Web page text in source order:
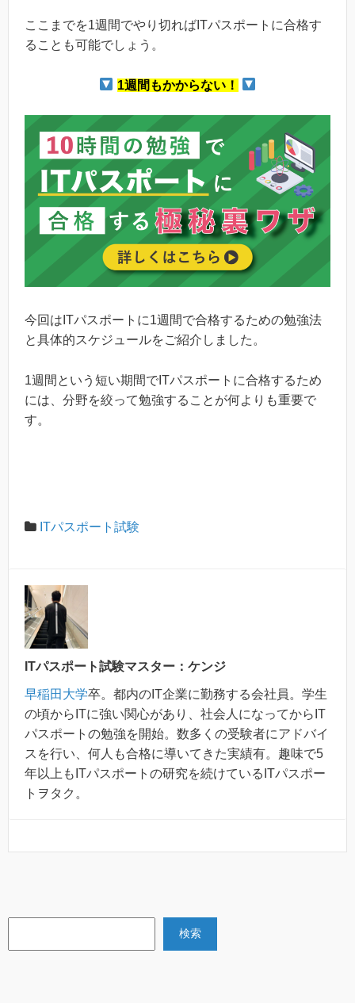
ここまでを1週間でやり切ればITパスポートに合格す
ることも可能でしょう。
1週間もかからない！
今回はITパスポートに1週間で合格するための勉強法
と具体的スケジュールをご紹介しました。
1週間という短い期間でITパスポートに合格するため
には、分野を絞って勉強することが何よりも重要で
す。
ITパスポート試験
ITパスポート試験マスター：ケンジ
早稲田大学卒。都内のIT企業に勤務する会社員。学生
の頃からITに強い関心があり、社会人になってからIT
パスポートの勉強を開始。数多くの受験者にアドバイ
スを行い、何人も合格に導いてきた実績有。趣味で5
年以上もITパスポートの研究を続けているITパスポー
トヲタク。
検索